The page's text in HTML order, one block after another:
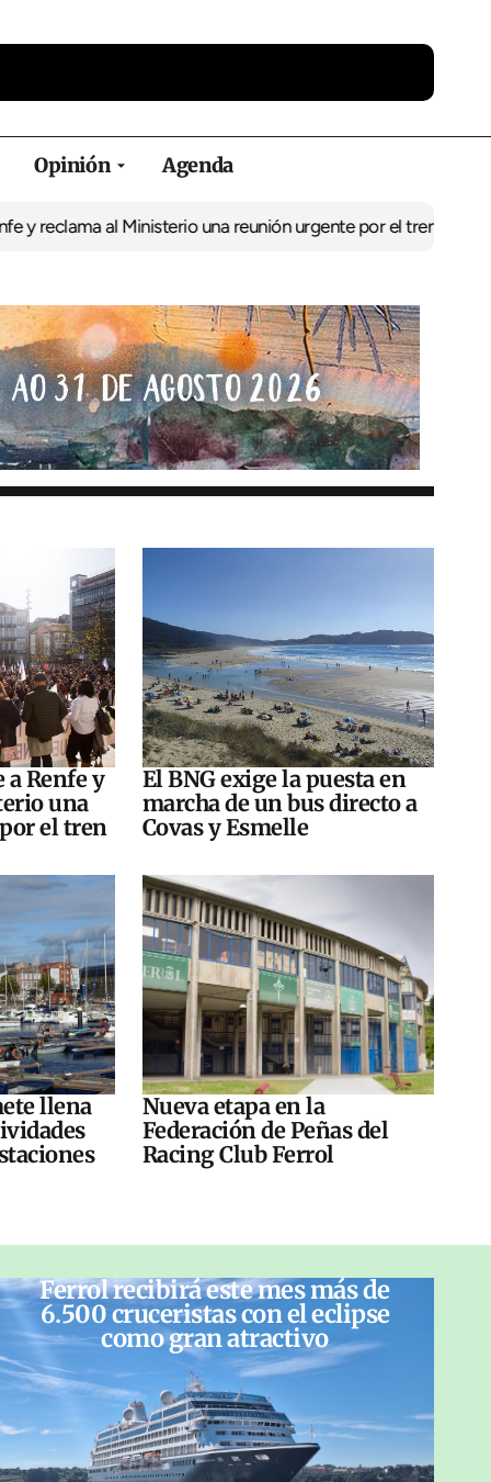
Opinión Agenda
al Ministerio una reunión urgente por el trenEl BNG exige la
Renfe y
una
el tren
El BNG exige la puesta en
marcha de un bus directo a
Covas y Esmelle
llena
Nueva etapa en la
Federación de Peñas del
Racing Club Ferrol
Ferrol recibirá este mes más de
6.500 cruceristas con el eclipse
como gran atractivo